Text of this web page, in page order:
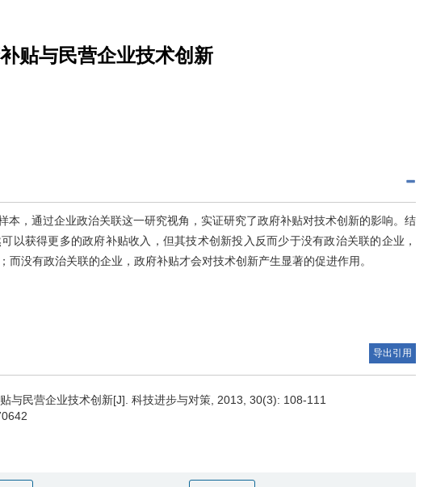
贴与民营企业技术创新
本，通过企业政治关联这一研究视角，实证研究了政府补贴对技术创新的影响。结
以获得更多的政府补贴收入，但其技术创新投入反而少于没有政治关联的企业，
而没有政治关联的企业，政府补贴才会对技术创新产生显著的促进作用。
导出引用
与民营企业技术创新[J]. 科技进步与对策, 2013, 30(3): 108-111